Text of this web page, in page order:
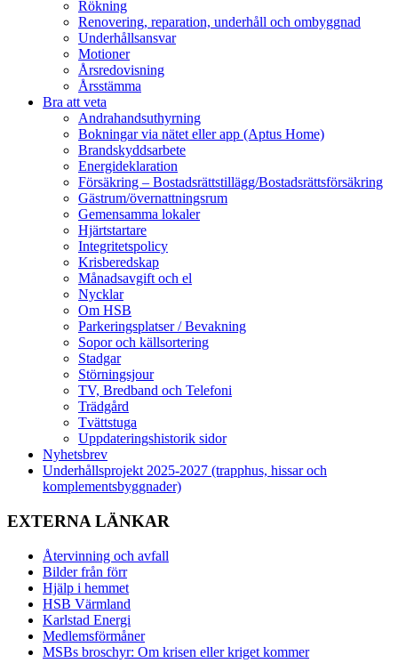
Rökning
Renovering, reparation, underhåll och ombyggnad
Underhållsansvar
Motioner
Årsredovisning
Årsstämma
Bra att veta
Andrahandsuthyrning
Bokningar via nätet eller app (Aptus Home)
Brandskyddsarbete
Energideklaration
Försäkring – Bostadsrättstillägg/Bostadsrättsförsäkring
Gästrum/övernattningsrum
Gemensamma lokaler
Hjärtstartare
Integritetspolicy
Krisberedskap
Månadsavgift och el
Nycklar
Om HSB
Parkeringsplatser / Bevakning
Sopor och källsortering
Stadgar
Störningsjour
TV, Bredband och Telefoni
Trädgård
Tvättstuga
Uppdateringshistorik sidor
Nyhetsbrev
Underhållsprojekt 2025-2027 (trapphus, hissar och
komplementsbyggnader)
EXTERNA LÄNKAR
Återvinning och avfall
Bilder från förr
Hjälp i hemmet
HSB Värmland
Karlstad Energi
Medlemsförmåner
MSBs broschyr: Om krisen eller kriget kommer